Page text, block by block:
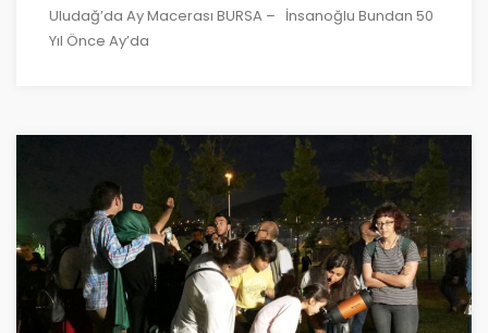
Uludağ’da Ay Macerası BURSA – İnsanoğlu Bundan 50
Yıl Önce Ay’da